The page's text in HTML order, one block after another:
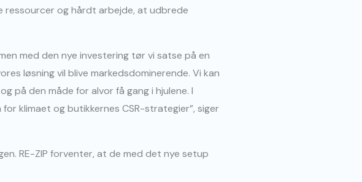
ressourcer og hårdt arbejde, at udbrede
med den nye investering tør vi satse på en
løsning vil blive markedsdominerende. Vi kan
på den måde for alvor få gang i hjulene. I
klimaet og butikkernes CSR-strategier”, siger
RE-ZIP forventer, at de med det nye setup